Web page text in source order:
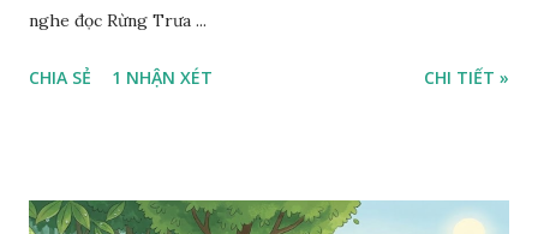
nghe đọc Rừng Trưa ...
CHIA SẺ 1 NHẬN XÉT CHI TIẾT »